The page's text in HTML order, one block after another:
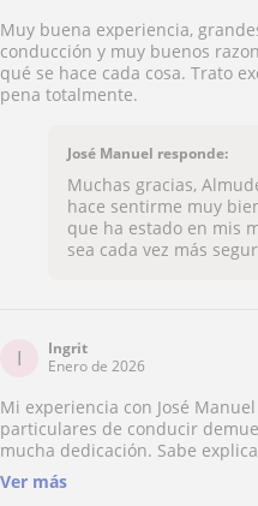
Muy buena experiencia,
conducción y muy buenos
qué se hace cada cosa. Trato
pena totalmente.
José Manuel responde:
Muchas gracias,
hace sentirme muy
que ha estado en mis
sea cada vez más
I
Ingrit
Enero de 2026
Mi experiencia con José
particulares de conducir
mucha dedicación. Sabe
tu ritmo, lo que ayuda a ganar
Sin duda, un gran instructor
Ver más